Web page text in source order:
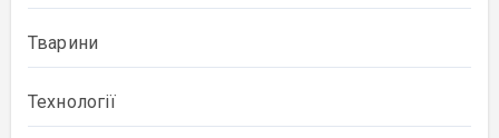
Тварини
Технології